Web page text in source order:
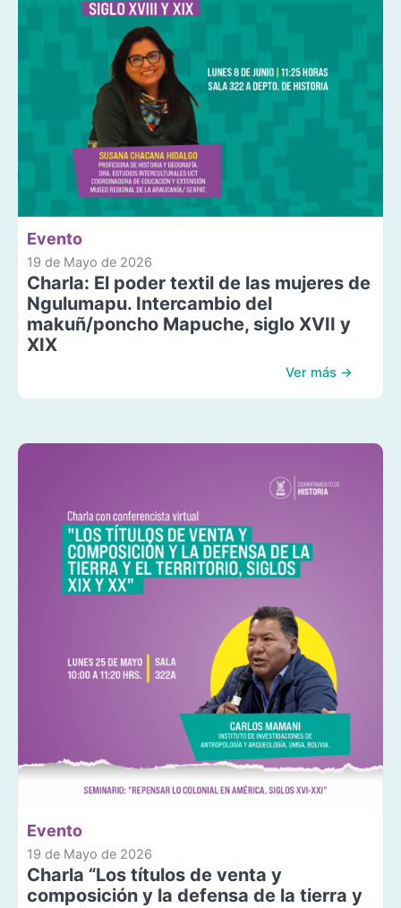
Evento
19 de Mayo de 2026
Charla: El poder textil de las mujeres de
Ngulumapu. Intercambio del
makuñ/poncho Mapuche, siglo XVII y
XIX
Ver más →
Evento
19 de Mayo de 2026
Charla “Los títulos de venta y
composición y la defensa de la tierra y